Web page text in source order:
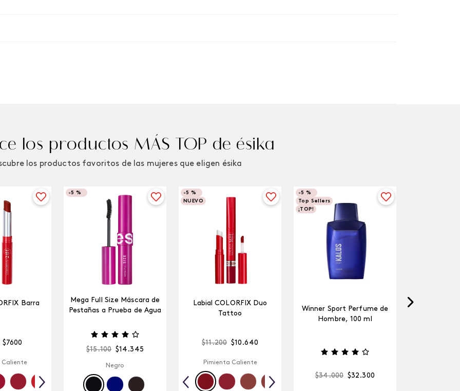
los productos MÁS TOP de ésika
los productos favoritos de las mujeres que eligen ésika
Barra
$7600
Caliente
-5 %
Mega Full Size Máscara de
Pestañas a Prueba de Agua
$15.100 $14 .345
Negro
-5 %
NUEVO
Labial COLORFIX Duo
Tattoo
$11.200 $10 .640
Pimienta Caliente
-5 %
Top Sellers
¡TOP!
Winner Sport Perfume de
Hombre, 100 ml
$34.000 $32 .300